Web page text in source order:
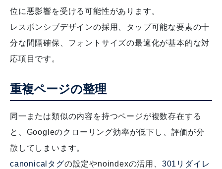
位に悪影響を受ける可能性があります。
レスポンシブデザインの採用、タップ可能な要素の十
分な間隔確保、フォントサイズの最適化が基本的な対
応項目です。
重複ページの整理
同一または類似の内容を持つページが複数存在する
と、Googleのクローリング効率が低下し、評価が分
散してしまいます。
canonicalタグの設定やnoindexの活用、 301リダイレ